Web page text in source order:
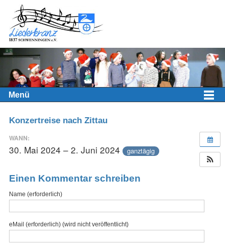
Menü
Konzertreise nach Zittau
WANN:
30. Mai 2024 – 2. Juni 2024 ganztägig
Einen Kommentar schreiben
Name (erforderlich)
eMail (erforderlich) (wird nicht veröffentlicht)